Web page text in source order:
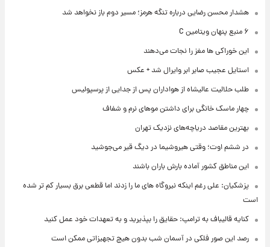
هشدار محسن رضایی درباره تنگه هرمز؛ مسیر دوم باز نخواهد شد
۶ منبع پنهان ویتامین C
این خوراکی ها مغز را نجات می‌دهند
استایل عجیب صابر ابر وایرال شد + عکس
طلب حلالیت عالیشاه از هواداران پس از جدایی از پرسپولیس
چهار ماسک خانگی برای داشتن موهای نرم و شفاف
بهترین مقاصد دریاچه‌های نزدیک تهران
در ششم اوت؛ وقتی هیروشیما در دیگ قیر می‌جوشید
این مناطق کشور آماده بارش باران باشند
پزشکیان: علی رغم اینکه نیروگاه های ما را زدند اما قطعی برق بسیار کم تر شده
است
کنایه قالیباف به ترامپ: حقایق را بپذیرید و به تعهدات خود عمل کنید
رصد این صور فلکی در آسمان شب بدون هیچ تجهیزاتی ممکن است